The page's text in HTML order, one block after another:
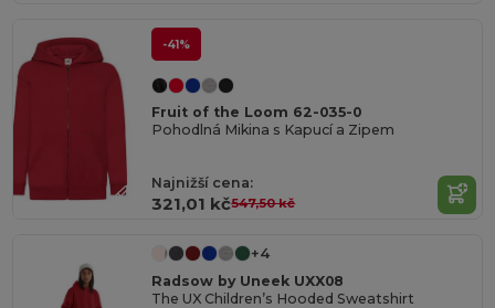
-41%
Fruit of the Loom 62-035-0
Pohodlná Mikina s Kapucí a Zipem
Najnižší cena:
321,01 kč547,50 kč
+4
Radsow by Uneek UXX08
The UX Children’s Hooded Sweatshirt